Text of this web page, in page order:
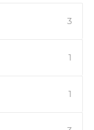
3
1
1